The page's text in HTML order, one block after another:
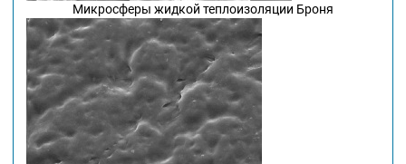
Микросферы жидкой теплоизоляции Броня